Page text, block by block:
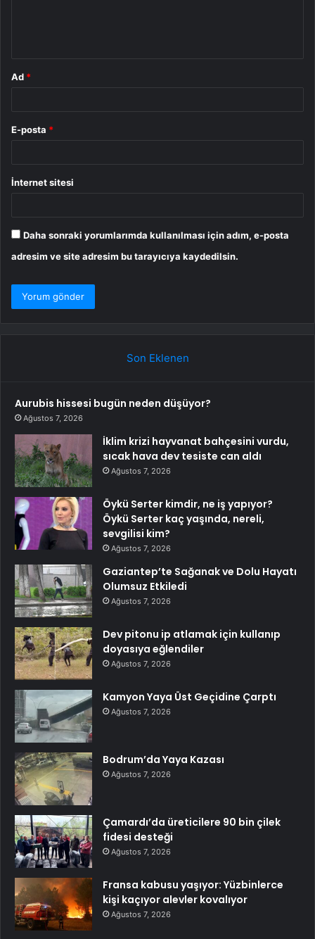
Ad *
E-posta *
İnternet sitesi
Daha sonraki yorumlarımda kullanılması için adım, e-posta
adresim ve site adresim bu tarayıcıya kaydedilsin.
Son Eklenen
Aurubis hissesi bugün neden düşüyor?
Ağustos 7, 2026
İklim krizi hayvanat bahçesini vurdu,
sıcak hava dev tesiste can aldı
Ağustos 7, 2026
Öykü Serter kimdir, ne iş yapıyor?
Öykü Serter kaç yaşında, nereli,
sevgilisi kim?
Ağustos 7, 2026
Gaziantep’te Sağanak ve Dolu Hayatı
Olumsuz Etkiledi
Ağustos 7, 2026
Dev pitonu ip atlamak için kullanıp
doyasıya eğlendiler
Ağustos 7, 2026
Kamyon Yaya Üst Geçidine Çarptı
Ağustos 7, 2026
Bodrum’da Yaya Kazası
Ağustos 7, 2026
Çamardı’da üreticilere 90 bin çilek
fidesi desteği
Ağustos 7, 2026
Fransa kabusu yaşıyor: Yüzbinlerce
kişi kaçıyor alevler kovalıyor
Ağustos 7, 2026